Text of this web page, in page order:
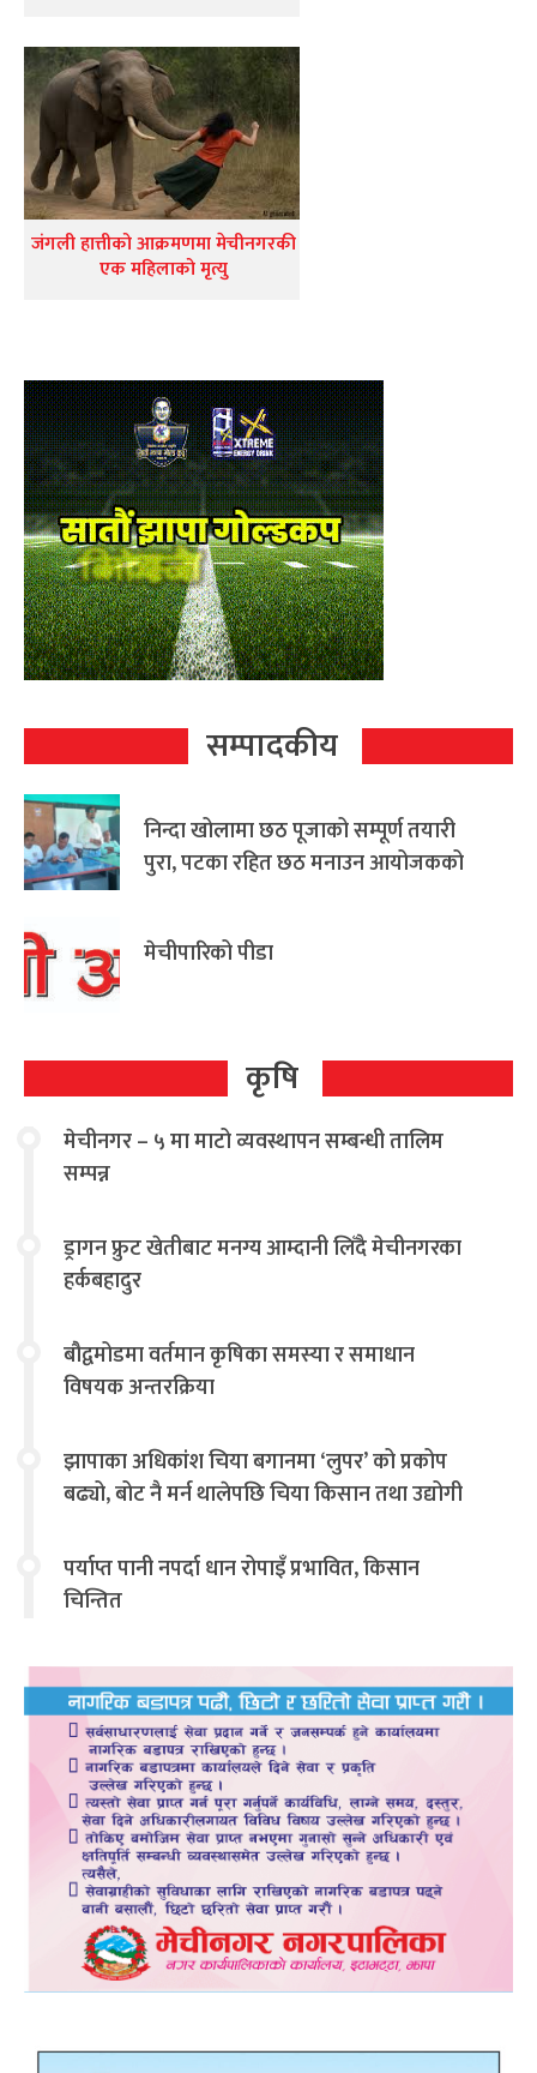
जंगली हात्तीको आक्रमणमा मेचीनगरकी
एक महिलाको मृत्यु
सम्पादकीय
निन्दा खोलामा छठ पूजाको सम्पूर्ण तयारी
पुरा, पटका रहित छठ मनाउन आयोजकको
मेचीपारिको पीडा
कृषि
मेचीनगर – ५ मा माटो व्यवस्थापन सम्बन्धी तालिम
सम्पन्न
ड्रागन फ्रुट खेतीबाट मनग्य आम्दानी लिँदै मेचीनगरका
हर्कबहादुर
बौद्वमोडमा वर्तमान कृषिका समस्या र समाधान
विषयक अन्तरक्रिया
झापाका अधिकांश चिया बगानमा ‘लुपर’ को प्रकोप
बढ्यो, बोट नै मर्न थालेपछि चिया किसान तथा उद्योगी
पर्याप्त पानी नपर्दा धान रोपाइँ प्रभावित, किसान
चिन्तित